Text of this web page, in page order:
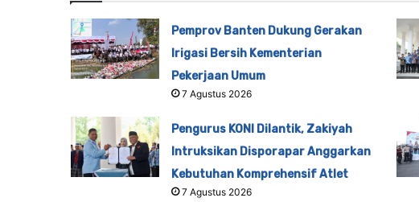
Pemprov Banten Dukung Gerakan
Irigasi Bersih Kementerian
Pekerjaan Umum
7 Agustus 2026
Pengurus KONI Dilantik, Zakiyah
Intruksikan Disporapar Anggarkan
Kebutuhan Komprehensif Atlet
7 Agustus 2026